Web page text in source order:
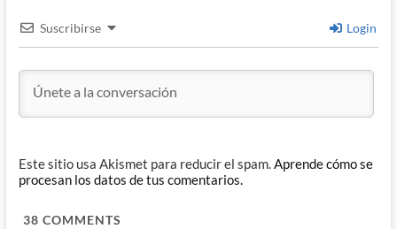
Suscribirse Login
Este sitio usa Akismet para reducir el spam.Aprende cómo se
procesan los datos de tus comentarios.
38 COMMENTS